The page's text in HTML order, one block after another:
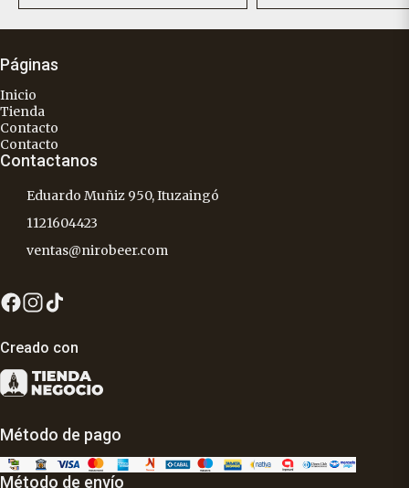
Páginas
Inicio
Tienda
Contacto
Contacto
Contactanos
Eduardo Muñiz 950, Ituzaingó
1121604423
ventas@nirobeer.com
Creado con
Método de pago
Método de envío